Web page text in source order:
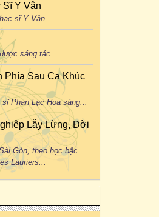
Sĩ Y Vân
sĩ Y Vân...
sáng tác...
Phía Sau Ca Khúc
Phan Lạc Hoa sáng...
Lẫy Lừng, Đời
Gòn, theo học bậc
Lauriers...